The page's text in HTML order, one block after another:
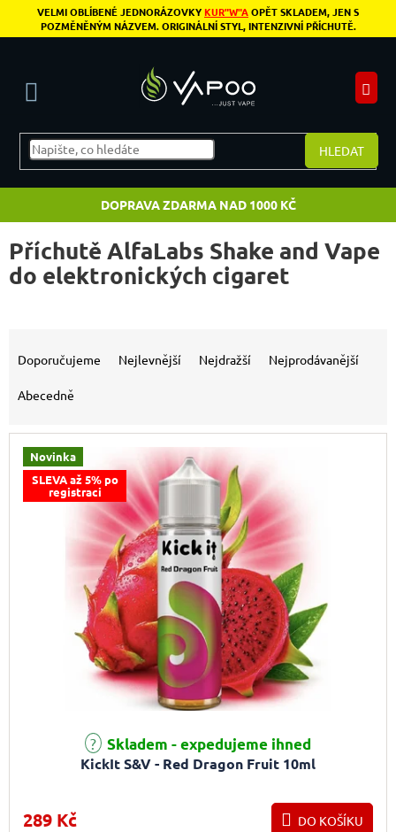
Přejít na obsah
VELMI OBLÍBENÉ JEDNORÁZOVKYKUR"W"AOPĚT SKLADEM, JEN S
POZMĚNĚNÝM NÁZVEM. ORIGINÁLNÍ STYL, INTENZIVNÍ PŘÍCHUTĚ.
HLEDAT
DOPRAVA ZDARMA NAD 1000 KČ
Příchutě AlfaLabs Shake and Vape
do elektronických cigaret
Doporučujeme Nejlevnější Nejdražší Nejprodávanější
Abecedně
Novinka
SLEVA až 5% po
registraci
KickIt S&V - Red Dragon Fruit 10ml
Skladem - expedujeme ihned
289 Kč DO KOŠÍKU